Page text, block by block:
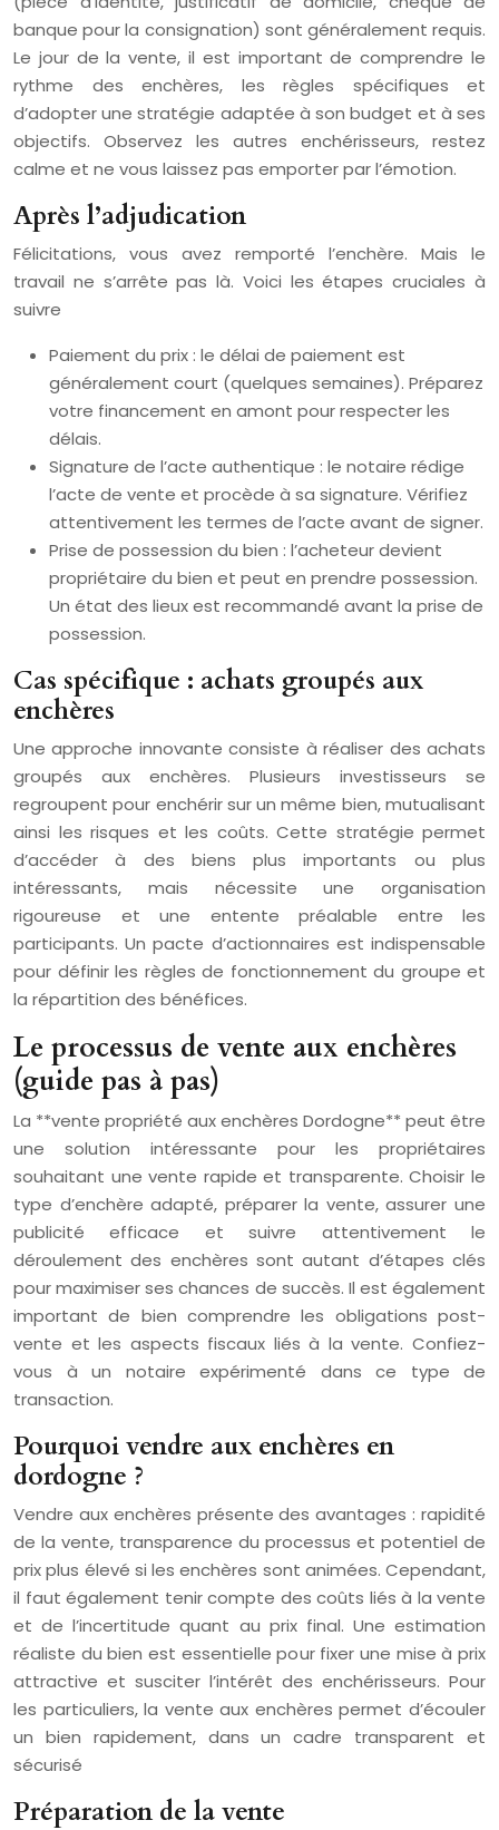
banque pour la consignation) sont généralement requis.
Le jour de la vente, il est important de comprendre le
rythme des enchères, les règles spécifiques et
d’adopter une stratégie adaptée à son budget et à ses
objectifs. Observez les autres enchérisseurs, restez
calme et ne vous laissez pas emporter par l’émotion.
Après l’adjudication
Félicitations, vous avez remporté l’enchère. Mais le
travail ne s’arrête pas là. Voici les étapes cruciales à
suivre
Paiement du prix : le délai de paiement est
généralement court (quelques semaines). Préparez
votre financement en amont pour respecter les
délais.
Signature de l’acte authentique : le notaire rédige
l’acte de vente et procède à sa signature. Vérifiez
attentivement les termes de l’acte avant de signer.
Prise de possession du bien : l’acheteur devient
propriétaire du bien et peut en prendre possession.
Un état des lieux est recommandé avant la prise de
possession.
Cas spécifique : achats groupés aux
enchères
Une approche innovante consiste à réaliser des achats
groupés aux enchères. Plusieurs investisseurs se
regroupent pour enchérir sur un même bien, mutualisant
ainsi les risques et les coûts. Cette stratégie permet
d’accéder à des biens plus importants ou plus
intéressants, mais nécessite une organisation
rigoureuse et une entente préalable entre les
participants. Un pacte d’actionnaires est indispensable
pour définir les règles de fonctionnement du groupe et
la répartition des bénéfices.
Le processus de vente aux enchères
(guide pas à pas)
La **vente propriété aux enchères Dordogne** peut être
une solution intéressante pour les propriétaires
souhaitant une vente rapide et transparente. Choisir le
type d’enchère adapté, préparer la vente, assurer une
publicité efficace et suivre attentivement le
déroulement des enchères sont autant d’étapes clés
pour maximiser ses chances de succès. Il est également
important de bien comprendre les obligations post-
vente et les aspects fiscaux liés à la vente. Confiez-
vous à un notaire expérimenté dans ce type de
transaction.
Pourquoi vendre aux enchères en
dordogne ?
Vendre aux enchères présente des avantages : rapidité
de la vente, transparence du processus et potentiel de
prix plus élevé si les enchères sont animées. Cependant,
il faut également tenir compte des coûts liés à la vente
et de l’incertitude quant au prix final. Une estimation
réaliste du bien est essentielle pour fixer une mise à prix
attractive et susciter l’intérêt des enchérisseurs. Pour
les particuliers, la vente aux enchères permet d’écouler
un bien rapidement, dans un cadre transparent et
sécurisé
Préparation de la vente